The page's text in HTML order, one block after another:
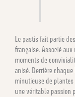
Le pastis fait partie
française. Associé aux
moments de
anisé. Derrière
minutieuse de
une véritable passion